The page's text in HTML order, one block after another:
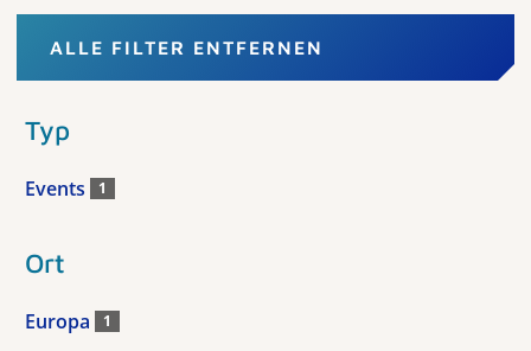
ALLE FILTER ENTFERNEN
Typ
Events 1
Ort
Europa 1